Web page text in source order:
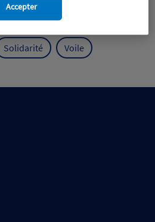
Prévention
Solidarité Voile
Accepter